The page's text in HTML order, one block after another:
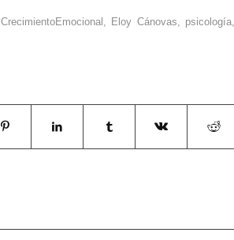
CrecimientoEmocional , Eloy Cánovas, psicología,